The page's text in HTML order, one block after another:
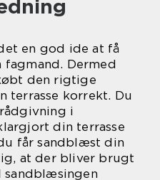
en god ide at få
Dermed
den rigtige
terrasse korrekt. Du
i
din terrasse
får sandblæst din
at der bliver brugt
sandblæsingen